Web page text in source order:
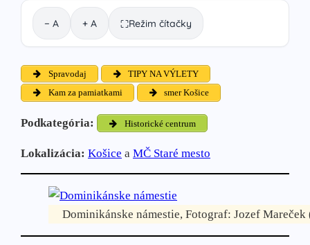
− A + A ⛶Režim čítačky
Spravodaj
TIPY NA VÝLETY
Kam za pamiatkami
smer Košice
Podkategória: Historické centrum
Lokalizácia: Košice a MČ Staré mesto
Dominikánske námestie, Fotograf: Jozef